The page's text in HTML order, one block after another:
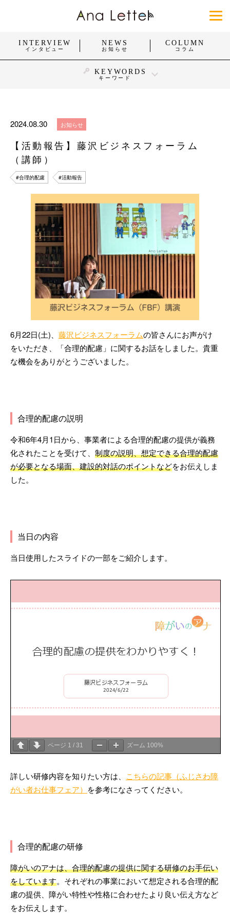
INTERVIEW
インタビュー
NEWS
お知らせ
COLUMN
コラム
KEYWORDS
キーワード
#おしゃれ #団体・活動
#福祉施設・医療施設
2024.08.30 お知らせ
【活動報告】藤沢ビジネスフォーラム
（講師）
#合理的配慮 #活動報告
6月22日(土)、 藤沢ビジネスフォーラムの皆さんにお声がけ
をいただき、「合理的配慮」に関するお話をしました。貴重
な機会をありがとうございました。
合理的配慮の説明
令和6年4月1日から、事業者による合理的配慮の提供が義務
化されたことを受けて、 制度の説明、想定できる合理的配慮
が必要となる場面、建設的対話のポイントなどをお伝えしま
した。
当日の内容
当日使用したスライドの一部をご紹介します。
ページ 1 / 31 ズーム 100%
詳しい研修内容を知りたい方は、 こちらの記事（ふじさわ障
がい者お仕事フェア） を参考になさってください。
合理的配慮の研修
障がいのアナは、合理的配慮の提供に関する研修のお手伝い
をしています。それぞれの事業において想定される合理的配
慮の提供、障がい特性や性格に合わせたより良い伝え方など
をお伝えします。